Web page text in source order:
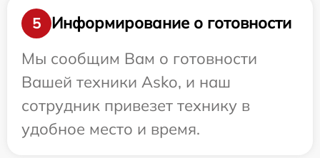
5
Информирование о готовности
Мы сообщим Вам о готовности
Вашей техники Asko, и наш
сотрудник привезет технику в
удобное место и время.